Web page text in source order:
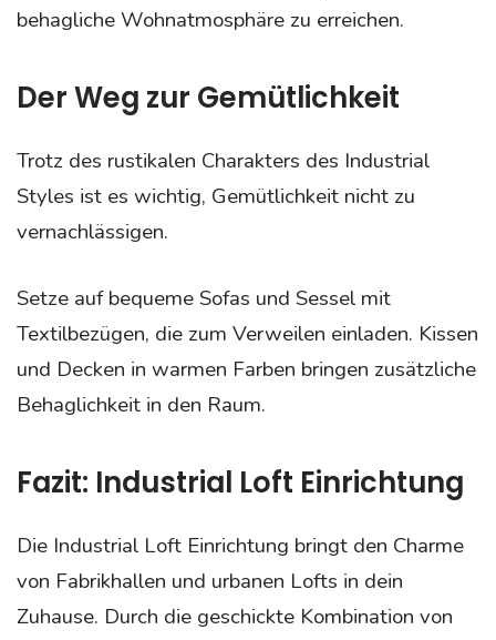
behagliche Wohnatmosphäre zu erreichen.
Der Weg zur Gemütlichkeit
Trotz des rustikalen Charakters des Industrial
Styles ist es wichtig, Gemütlichkeit nicht zu
vernachlässigen.
Setze auf bequeme Sofas und Sessel mit
Textilbezügen, die zum Verweilen einladen. Kissen
und Decken in warmen Farben bringen zusätzliche
Behaglichkeit in den Raum.
Fazit: Industrial Loft Einrichtung
Die Industrial Loft Einrichtung bringt den Charme
von Fabrikhallen und urbanen Lofts in dein
Zuhause. Durch die geschickte Kombination von